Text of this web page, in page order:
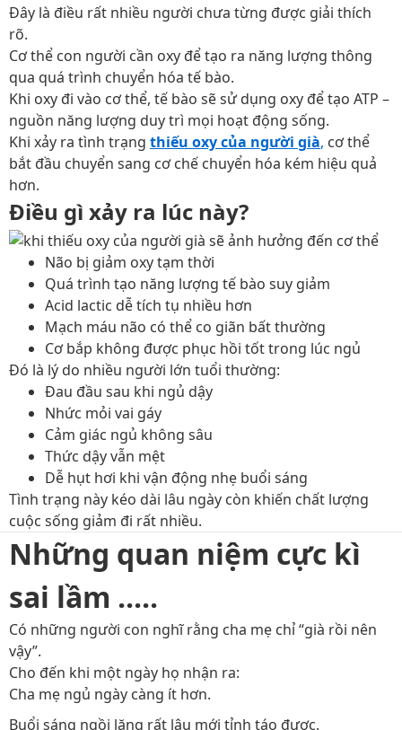
Đây là điều rất nhiều người chưa từng được giải thích
rõ.
Cơ thể con người cần oxy để tạo ra năng lượng thông
qua quá trình chuyển hóa tế bào.
Khi oxy đi vào cơ thể, tế bào sẽ sử dụng oxy để tạo ATP –
nguồn năng lượng duy trì mọi hoạt động sống.
Khi xảy ra tình trạng thiếu oxy của người già, cơ thể
bắt đầu chuyển sang cơ chế chuyển hóa kém hiệu quả
hơn.
Điều gì xảy ra lúc này?
Não bị giảm oxy tạm thời
Quá trình tạo năng lượng tế bào suy giảm
Acid lactic dễ tích tụ nhiều hơn
Mạch máu não có thể co giãn bất thường
Cơ bắp không được phục hồi tốt trong lúc ngủ
Đó là lý do nhiều người lớn tuổi thường:
Đau đầu sau khi ngủ dậy
Nhức mỏi vai gáy
Cảm giác ngủ không sâu
Thức dậy vẫn mệt
Dễ hụt hơi khi vận động nhẹ buổi sáng
Tình trạng này kéo dài lâu ngày còn khiến chất lượng
cuộc sống giảm đi rất nhiều.
Những quan niệm cực kì
sai lầm .....
Có những người con nghĩ rằng cha mẹ chỉ “già rồi nên
vậy”.
Cho đến khi một ngày họ nhận ra:
Cha mẹ ngủ ngày càng ít hơn.
Buổi sáng ngồi lặng rất lâu mới tỉnh táo được.